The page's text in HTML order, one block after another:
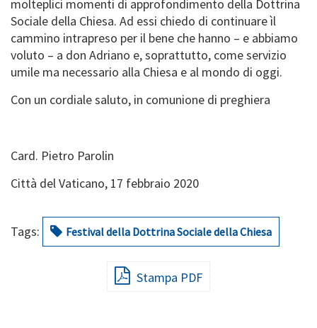
molteplici momenti di approfondimento della Dottrina
Sociale della Chiesa. Ad essi chiedo di continuare ìl
cammino intrapreso per il bene che hanno – e abbiamo
voluto – a don Adriano e, soprattutto, come servizio
umile ma necessario alla Chiesa e al mondo di oggi.
Con un cordiale saluto, in comunione di preghiera
Card. Pietro Parolin
Città del Vaticano, 17 febbraio 2020
Tags: Festival della Dottrina Sociale della Chiesa
Stampa PDF